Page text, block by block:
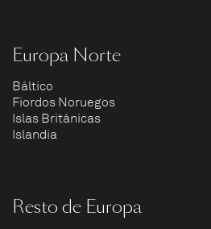
Europa Norte
Báltico
Fiordos Noruegos
Islas Británicas
Islandia
Resto de Europa